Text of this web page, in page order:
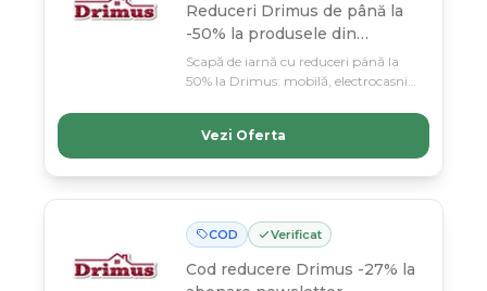
Reduceri Drimus de până la
-50% la produsele din
selecție
Scapă de iarnă cu reduceri până la
50% la Drimus: mobilă, electrocasnice
martie – oferta e limitată și merita!
Vezi Oferta
COD Verificat
Cod reducere Drimus -27% la